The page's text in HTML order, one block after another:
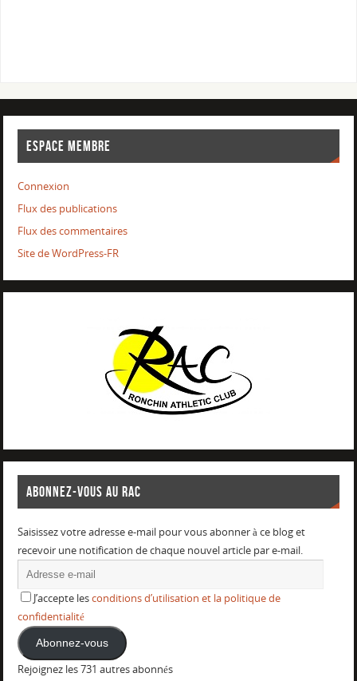
ESPACE MEMBRE
Connexion
Flux des publications
Flux des commentaires
Site de WordPress-FR
ABONNEZ-VOUS AU RAC
Saisissez votre adresse e-mail pour vous abonner à ce blog et
recevoir une notification de chaque nouvel article par e-mail.
J’accepte lesconditions d’utilisation et la politique de
confidentialité
Abonnez-vous
Rejoignez les 731 autres abonnés